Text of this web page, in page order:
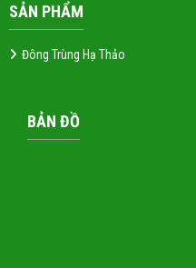
SẢN PHẨM
Đông Trùng Hạ Thảo
BẢN ĐỒ